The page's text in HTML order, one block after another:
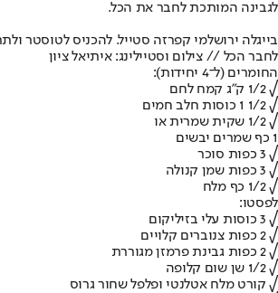
לגבינה המותכת לחבר את הכל.
בייגלה ירושלמי קפרזה סטייל. להכניס לטוסטר
לחבר הכל // צילום וסטיילינג: איתיאל ציון
החומרים (ל־4 יחידות):
√ 1/2 ק"ג קמח לחם
√ 1/2 1 כוסות חלב חמים
√ 1/2 שקית שמרית או
1 כף שמרים יבשים
√ 3 כפות סוכר
√ 3 כפות שמן קנולה
√ 1/2 כף מלח
לפסטו:
√ 3 כוסות עלי בזיליקום
√ 2 כפות צנוברים קלויים
√ 2 כפות גבינת פרמזן מגוררת
√ 1/2 שן שום קלופה
√ קורט מלח אטלנטי ופלפל שחור גרוס